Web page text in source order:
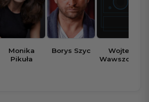
Monika
Pikuła
Borys Szyc
Wojtek
Wawszczyk